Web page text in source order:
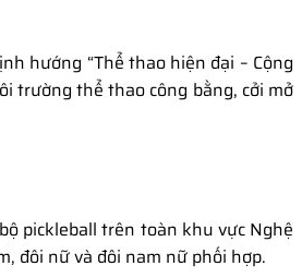
hướng “Thể thao hiện đại – Cộng
trường thể thao công bằng, cởi mở
pickleball trên toàn khu vực Nghệ
đôi nữ và đôi nam nữ phối hợp.